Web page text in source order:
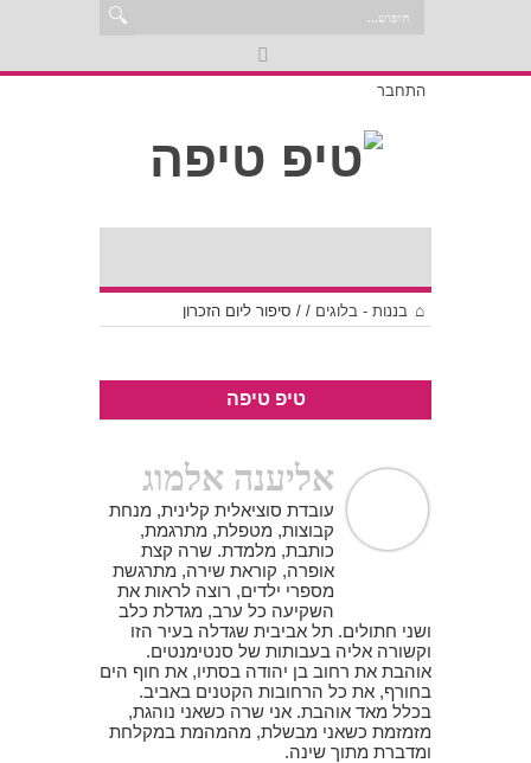
התחבר
בננות - בלוגים /
/ סיפור ליום הזכרון
טיפ טיפה
אליענה אלמוג
עובדת סוציאלית קלינית, מנחת
קבוצות, מטפלת, מתרגמת,
כותבת, מלמדת. שרה קצת
אופרה, קוראת שירה, מתרגשת
מספרי ילדים, רוצה לראות את
השקיעה כל ערב, מגדלת כלב
ושני חתולים. תל אביבית שגדלה בעיר הזו
וקשורה אליה בעבותות של סנטימנטים.
אוהבת את רחוב בן יהודה בסתיו, את חוף הים
בחורף, את כל הרחובות הקטנים באביב.
בכלל מאד אוהבת. אני שרה כשאני נוהגת,
מזמזמת כשאני מבשלת, מהמהמת במקלחת
ומדברת מתוך שינה.